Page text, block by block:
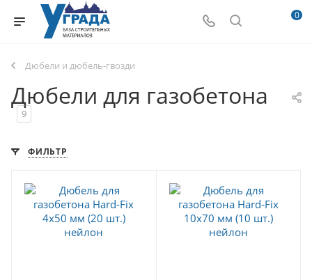
0
Дюбели и дюбель-гвозди
Дюбели для газобетона
9
ФИЛЬТР